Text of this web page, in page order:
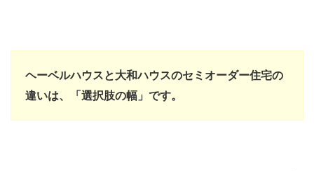
ヘーベルハウスと大和ハウスのセミオーダー住宅の
違いは、「選択肢の幅」です。